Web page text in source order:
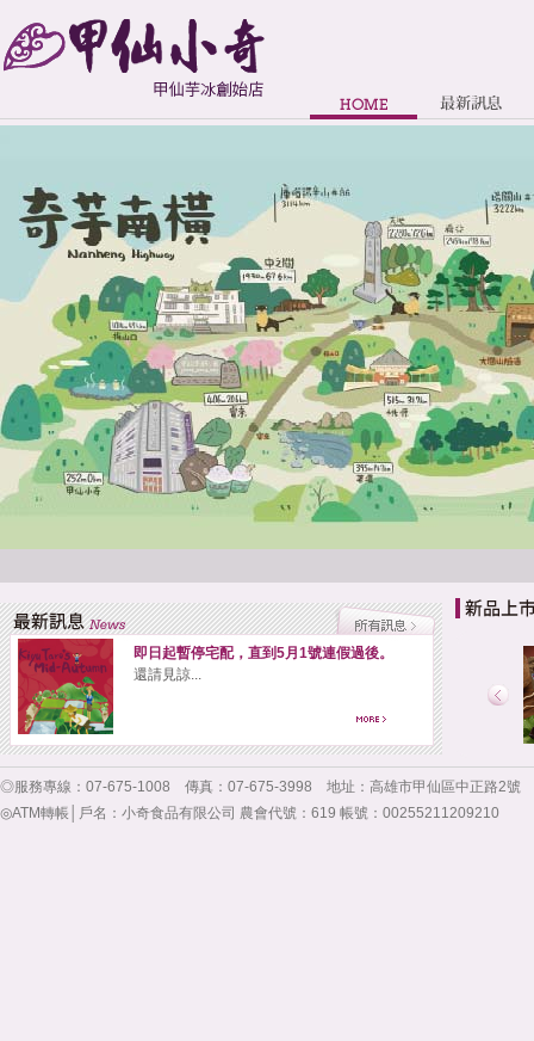
即日起暫停宅配，直到5月1號連假過後。
還請見諒...
◎服務專線：07-675-1008 傳真：07-675-3998 地址：高雄市甲仙區中正路2號
◎ATM轉帳│戶名：小奇食品有限公司 農會代號：619 帳號：00255211209210